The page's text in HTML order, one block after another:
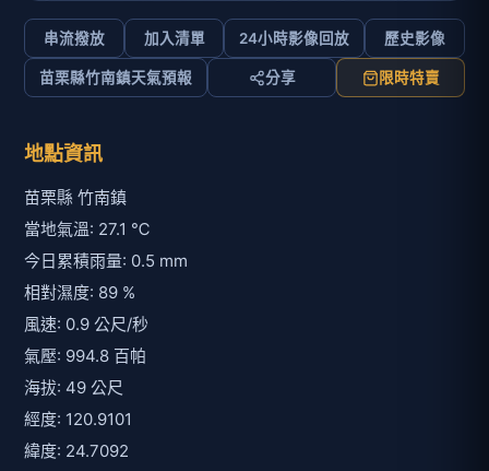
串流撥放 加入清單 24小時影像回放 歷史影像
苗栗縣竹南鎮天氣預報 分享 限時特賣
地點資訊
苗栗縣 竹南鎮
當地氣溫: 27.1 ℃
今日累積雨量: 0.5 mm
相對濕度: 89 %
風速: 0.9 公尺/秒
氣壓: 994.8 百帕
海拔: 49 公尺
經度: 120.9101
緯度: 24.7092